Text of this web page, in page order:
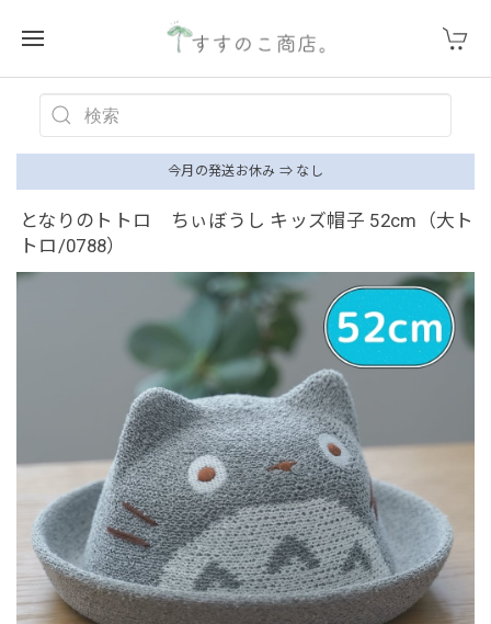
今月の発送お休み ⇒ なし
となりのトトロ ちぃぼうし キッズ帽子 52cm（大ト
トロ/0788）